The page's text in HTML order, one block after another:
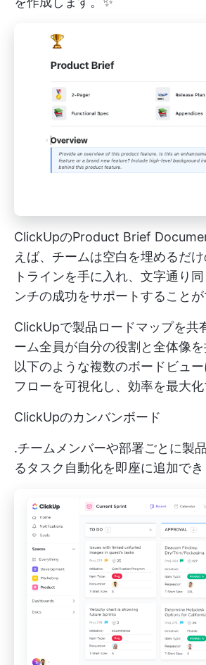
ClickUpのProduct Brief
えば、チームは空白を埋めるだ
トラインを手に入れ、文字通り
ンチの成功をサポートすることが
ClickUpで製品ロードマップを共
ーム全員が自分の役割と全体像を
以下のような複数のボードビュ
フローを可視化し、効率を最大化
ClickUpのカンバンボード
.チームメンバーや部署ごとに製
るタスク自動化を即座に追加でき